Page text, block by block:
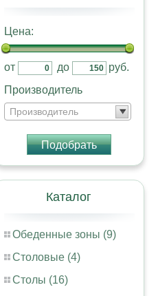
Цена:
от до
руб.
Производитель
Производитель
Подобрать
Каталог
Обеденные зоны (9)
Столовые (4)
Столы (16)